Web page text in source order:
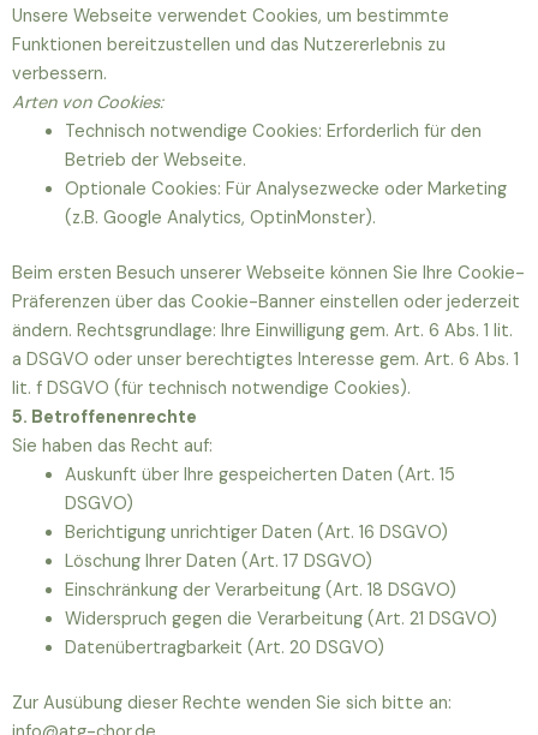
Unsere Webseite verwendet Cookies, um bestimmte
Funktionen bereitzustellen und das Nutzererlebnis zu
verbessern.
Arten von Cookies:
Technisch notwendige Cookies: Erforderlich für den
Betrieb der Webseite.
Optionale Cookies: Für Analysezwecke oder Marketing
(z.B. Google Analytics, OptinMonster).
Beim ersten Besuch unserer Webseite können Sie Ihre Cookie-
Präferenzen über das Cookie-Banner einstellen oder jederzeit
ändern. Rechtsgrundlage: Ihre Einwilligung gem. Art. 6 Abs. 1 lit.
a DSGVO oder unser berechtigtes Interesse gem. Art. 6 Abs. 1
lit. f DSGVO (für technisch notwendige Cookies).
5. Betroffenenrechte
Sie haben das Recht auf:
Auskunft über Ihre gespeicherten Daten (Art. 15
DSGVO)
Berichtigung unrichtiger Daten (Art. 16 DSGVO)
Löschung Ihrer Daten (Art. 17 DSGVO)
Einschränkung der Verarbeitung (Art. 18 DSGVO)
Widerspruch gegen die Verarbeitung (Art. 21 DSGVO)
Datenübertragbarkeit (Art. 20 DSGVO)
Zur Ausübung dieser Rechte wenden Sie sich bitte an: